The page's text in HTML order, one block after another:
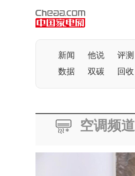
新闻 他说 评测
数据
双碳 回收
空调频道